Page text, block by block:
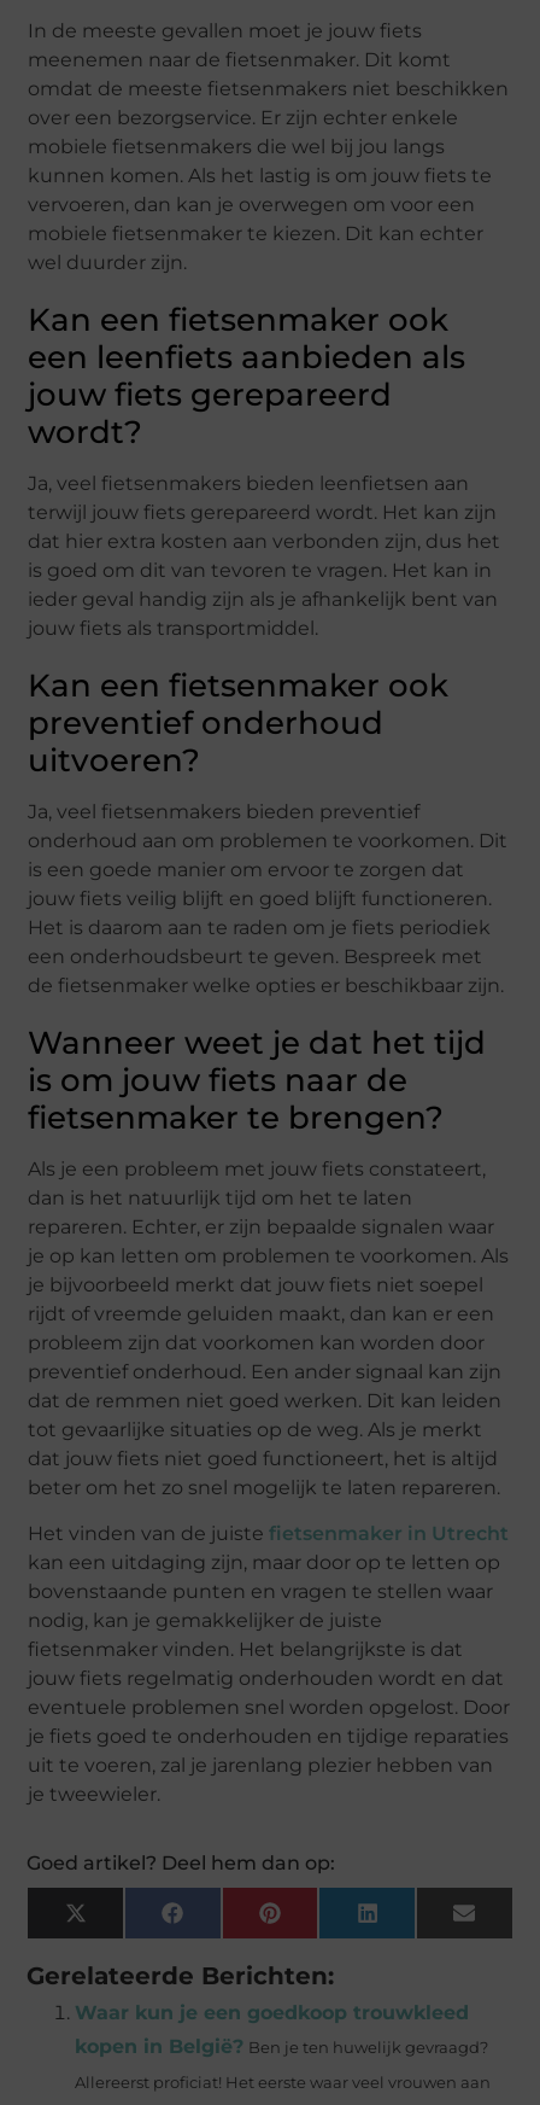
In de meeste gevallen moet je jouw fiets
meenemen naar de fietsenmaker. Dit komt
omdat de meeste fietsenmakers niet beschikken
over een bezorgservice. Er zijn echter enkele
mobiele fietsenmakers die wel bij jou langs
kunnen komen. Als het lastig is om jouw fiets te
vervoeren, dan kan je overwegen om voor een
mobiele fietsenmaker te kiezen. Dit kan echter
wel duurder zijn.
Kan een fietsenmaker ook
een leenfiets aanbieden als
jouw fiets gerepareerd
wordt?
Ja, veel fietsenmakers bieden leenfietsen aan
terwijl jouw fiets gerepareerd wordt. Het kan zijn
dat hier extra kosten aan verbonden zijn, dus het
is goed om dit van tevoren te vragen. Het kan in
ieder geval handig zijn als je afhankelijk bent van
jouw fiets als transportmiddel.
Kan een fietsenmaker ook
preventief onderhoud
uitvoeren?
Ja, veel fietsenmakers bieden preventief
onderhoud aan om problemen te voorkomen. Dit
is een goede manier om ervoor te zorgen dat
jouw fiets veilig blijft en goed blijft functioneren.
Het is daarom aan te raden om je fiets periodiek
een onderhoudsbeurt te geven. Bespreek met
de fietsenmaker welke opties er beschikbaar zijn.
Wanneer weet je dat het tijd
is om jouw fiets naar de
fietsenmaker te brengen?
Als je een probleem met jouw fiets constateert,
dan is het natuurlijk tijd om het te laten
repareren. Echter, er zijn bepaalde signalen waar
je op kan letten om problemen te voorkomen. Als
je bijvoorbeeld merkt dat jouw fiets niet soepel
rijdt of vreemde geluiden maakt, dan kan er een
probleem zijn dat voorkomen kan worden door
preventief onderhoud. Een ander signaal kan zijn
dat de remmen niet goed werken. Dit kan leiden
tot gevaarlijke situaties op de weg. Als je merkt
dat jouw fiets niet goed functioneert, het is altijd
beter om het zo snel mogelijk te laten repareren.
Het vinden van de juistefietsenmaker in Utrecht
kan een uitdaging zijn, maar door op te letten op
bovenstaande punten en vragen te stellen waar
nodig, kan je gemakkelijker de juiste
fietsenmaker vinden. Het belangrijkste is dat
jouw fiets regelmatig onderhouden wordt en dat
eventuele problemen snel worden opgelost. Door
je fiets goed te onderhouden en tijdige reparaties
uit te voeren, zal je jarenlang plezier hebben van
je tweewieler.
Goed artikel? Deel hem dan op:
X
(Twitter)
FacebookPinterestLinkedIn Email
Gerelateerde Berichten:
Waar kun je een goedkoop trouwkleed
kopen in België? Ben je ten huwelijk gevraagd?
Allereerst proficiat! Het eerste waar veel vrouwen aan